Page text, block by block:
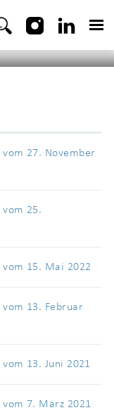
27. November
vom 25.
vom 15. Mai 2022
13. Februar
13. Juni 2021
7. März 2021